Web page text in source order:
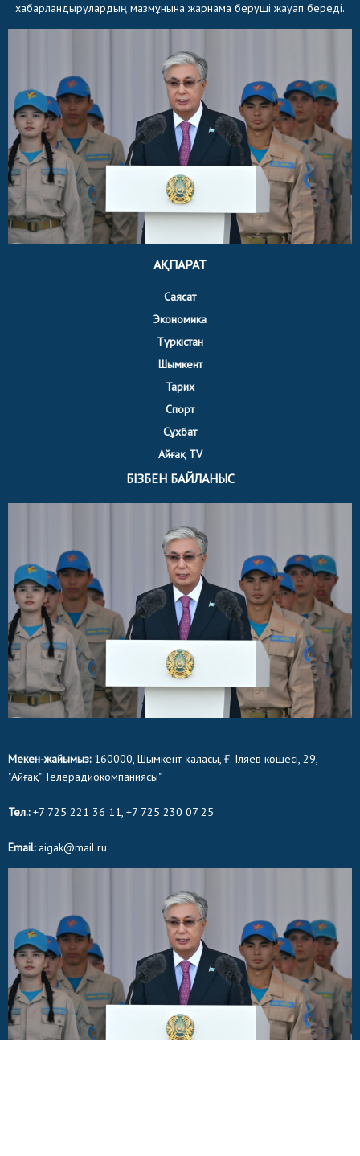
хабарландырулардың мазмұнына жарнама беруші жауап береді.
АҚПАРАТ
Саясат
Экономика
Түркістан
Шымкент
Тарих
Спорт
Сұхбат
Айғақ TV
БІЗБЕН БАЙЛАНЫС
Мекен-жайымыз:160000, Шымкент қаласы, Ғ. Іляев көшесі, 29,
"Айғақ" Телерадиокомпаниясы"
Тел.:+7 725 221 36 11, +7 725 230 07 25
Email:aigak@mail.ru